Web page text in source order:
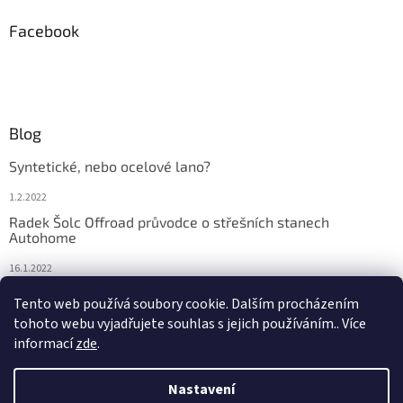
Tento web používá soubory cookie. Dalším procházením
tohoto webu vyjadřujete souhlas s jejich používáním.. Více
informacízde.
Nastavení
Facebook
Blog
Syntetické, nebo ocelové lano?
1.2.2022
Radek Šolc Offroad průvodce o střešních stanech
Autohome
16.1.2022
4.2.2021
Vytvořil Shoptet